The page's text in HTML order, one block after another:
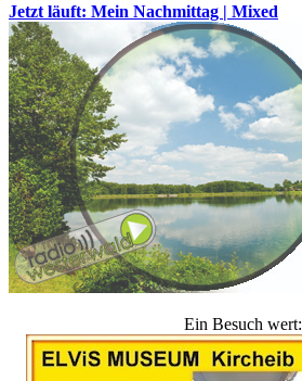
Jetzt läuft: Mein Nachmittag | Mixed
Ein Besuch wert: